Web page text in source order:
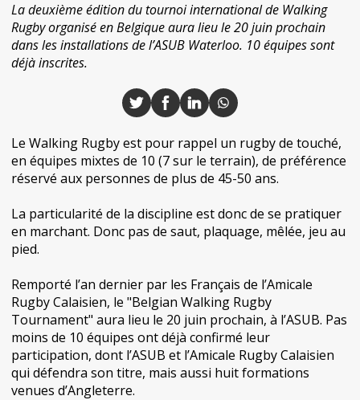
La deuxième édition du tournoi international de Walking
Rugby organisé en Belgique aura lieu le 20 juin prochain
dans les installations de l’ASUB Waterloo. 10 équipes sont
déjà inscrites.
Le Walking Rugby est pour rappel un rugby de touché,
en équipes mixtes de 10 (7 sur le terrain), de préférence
réservé aux personnes de plus de 45-50 ans.
La particularité de la discipline est donc de se pratiquer
en marchant. Donc pas de saut, plaquage, mêlée, jeu au
pied.
Remporté l’an dernier par les Français de l’Amicale
Rugby Calaisien, le "Belgian Walking Rugby
Tournament" aura lieu le 20 juin prochain, à l’ASUB. Pas
moins de 10 équipes ont déjà confirmé leur
participation, dont l’ASUB et l’Amicale Rugby Calaisien
qui défendra son titre, mais aussi huit formations
venues d’Angleterre.